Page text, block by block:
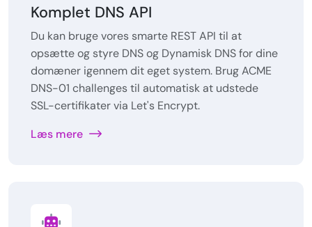
Komplet DNS API
Du kan bruge vores smarte REST API til at
opsætte og styre DNS og Dynamisk DNS for dine
domæner igennem dit eget system. Brug ACME
DNS-01 challenges til automatisk at udstede
SSL-certifikater via Let's Encrypt.
Læs mere